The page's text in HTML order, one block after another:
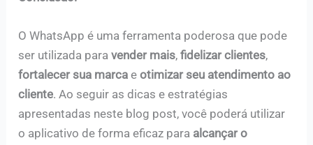
O WhatsApp é uma ferramenta poderosa que pode
ser utilizada paravender mais,fidelizar clientes,
fortalecer sua marca eotimizar seu atendimento ao
cliente. Ao seguir as dicas e estratégias
apresentadas neste blog post, você poderá utilizar
o aplicativo de forma eficaz para alcançar o